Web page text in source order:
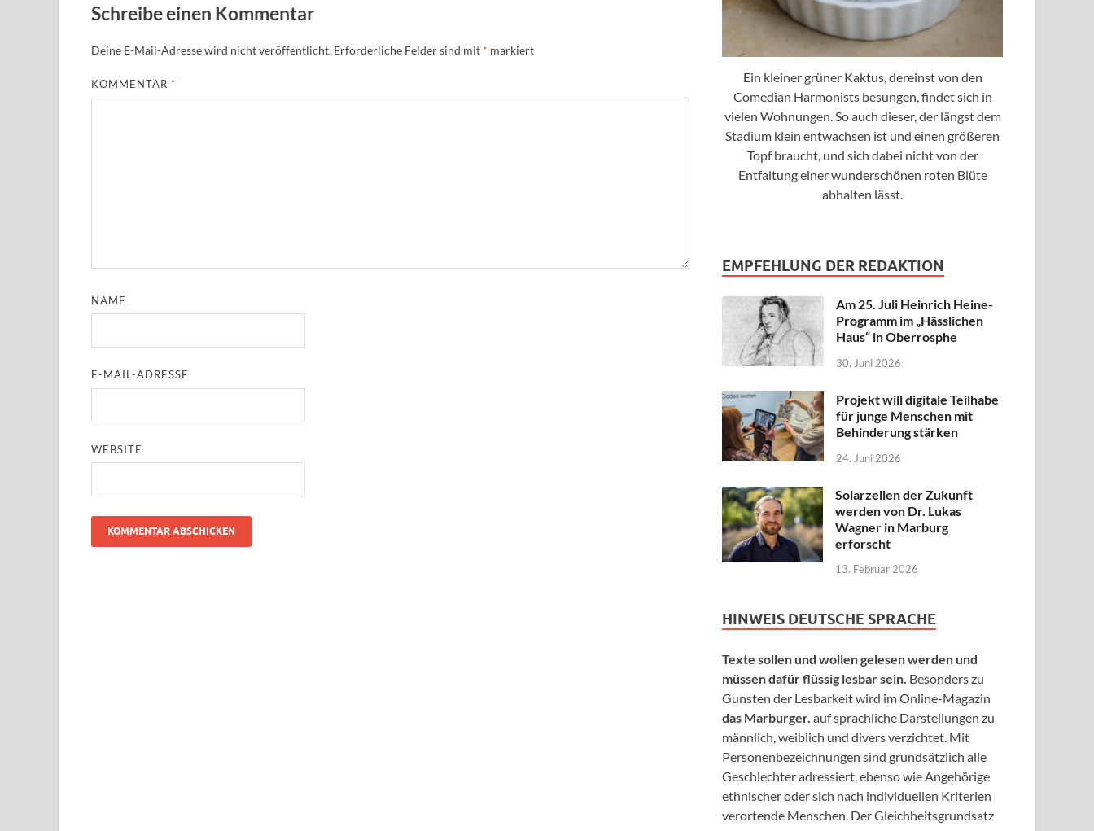
Schreibe einen Kommentar
Deine E-Mail-Adresse wird nicht veröffentlicht. Erforderliche Felder sind mit * markiert
KOMMENTAR *
NAME
E-MAIL-ADRESSE
WEBSITE
Ein kleiner grüner Kaktus, dereinst von den
Comedian Harmonists besungen, findet sich in
vielen Wohnungen. So auch dieser, der längst dem
Stadium klein entwachsen ist und einen größeren
Topf braucht, und sich dabei nicht von der
Entfaltung einer wunderschönen roten Blüte
abhalten lässt.
EMPFEHLUNG DER REDAKTION
Am 25. Juli Heinrich Heine-
Programm im „Hässlichen
Haus“ in Oberrosphe
30. Juni 2026
Projekt will digitale Teilhabe
für junge Menschen mit
Behinderung stärken
24. Juni 2026
Solarzellen der Zukunft
werden von Dr. Lukas
Wagner in Marburg
erforscht
13. Februar 2026
HINWEIS DEUTSCHE SPRACHE
Texte sollen und wollen gelesen werden und
müssen dafür flüssig lesbar sein. Besonders zu
Gunsten der Lesbarkeit wird im Online-Magazin
das Marburger. auf sprachliche Darstellungen zu
männlich, weiblich und divers verzichtet. Mit
Personenbezeichnungen sind grundsätzlich alle
Geschlechter adressiert, ebenso wie Angehörige
ethnischer oder sich nach individuellen Kriterien
verortende Menschen. Der Gleichheitsgrundsatz